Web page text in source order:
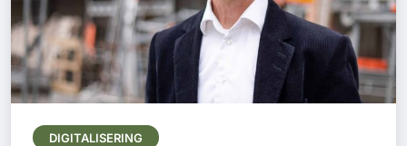
DIGITALISERING